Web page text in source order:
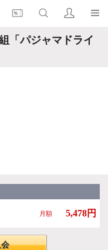
「パジャマドライ
月額 5,478円